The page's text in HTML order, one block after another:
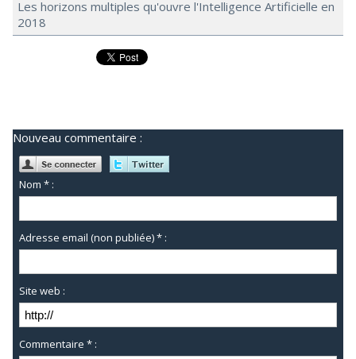
Les horizons multiples qu'ouvre l'Intelligence Artificielle en
2018
Nouveau commentaire :
Nom * :
Adresse email (non publiée) * :
Site web :
Commentaire * :